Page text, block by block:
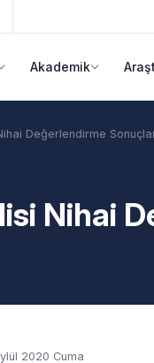
Akademik
Değerlendirme
Nihai
2020 Cuma